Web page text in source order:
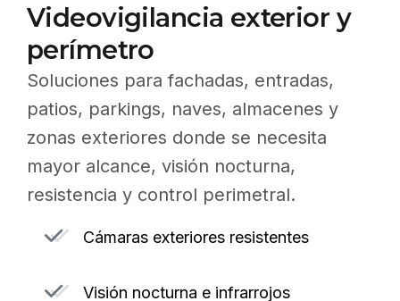
Videovigilancia exterior y
perímetro
Soluciones para fachadas, entradas,
patios, parkings, naves, almacenes y
zonas exteriores donde se necesita
mayor alcance, visión nocturna,
resistencia y control perimetral.
Cámaras exteriores resistentes
Visión nocturna e infrarrojos